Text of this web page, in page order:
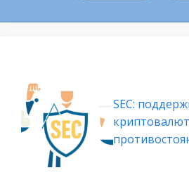
SEC: